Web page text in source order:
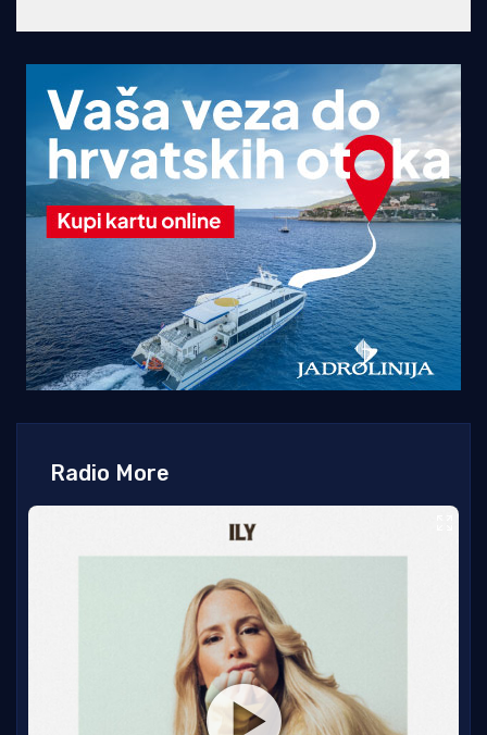
Radio More